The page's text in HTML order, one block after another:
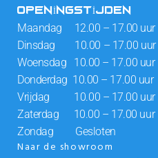
OPENINGSTIJDEN
Maandag 12.00 – 17.00 uur
Dinsdag 10.00 – 17.00 uur
Woensdag 10.00 – 17.00 uur
Donderdag 10.00 – 17.00 uur
Vrijdag 10.00 – 17.00 uur
Zaterdag 10.00 – 17.00 uur
Zondag Gesloten
Naar de showroom